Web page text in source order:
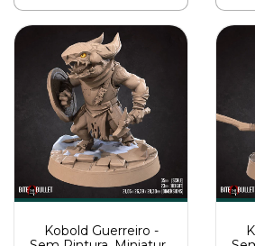
Kobold Guerreiro -